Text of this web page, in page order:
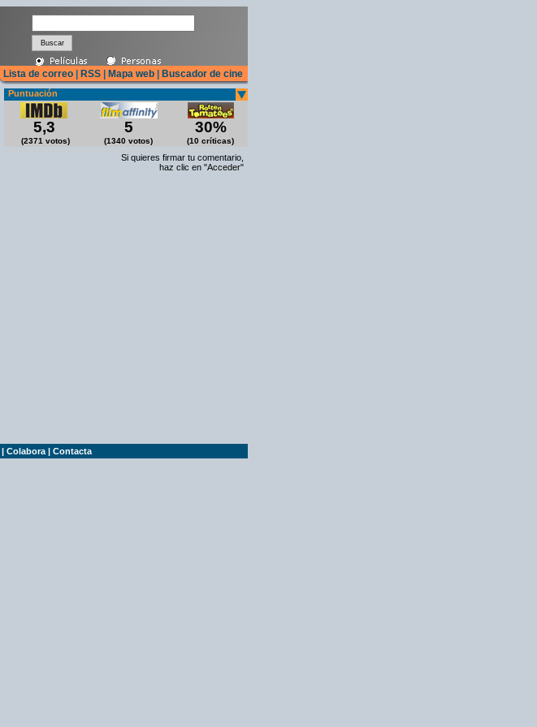
Lista de correo RSS Mapa web Buscador de cine
Puntuación
5,3
(2371 votos)
5
(1340 votos)
30%
(10 críticas)
Si quieres firmar tu comentario,
haz clic en "Acceder"
| Colabora | Contacta